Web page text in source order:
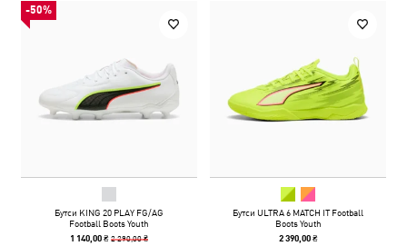
-50%
Бутси KING 20 PLAY FG/AG
Football Boots Youth
1 140,00 ₴2 290,00 ₴
Бутси ULTRA 6 MATCH IT Football
Boots Youth
2 390,00 ₴